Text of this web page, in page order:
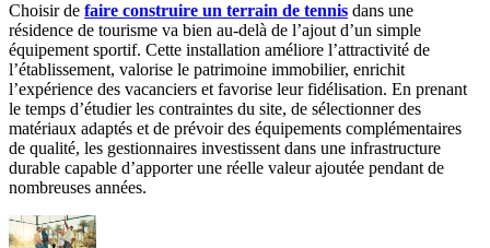
Choisir de faire construire un terrain de tennis dans une
résidence de tourisme va bien au-delà de l’ajout d’un simple
équipement sportif. Cette installation améliore l’attractivité de
l’établissement, valorise le patrimoine immobilier, enrichit
l’expérience des vacanciers et favorise leur fidélisation. En prenant
le temps d’étudier les contraintes du site, de sélectionner des
matériaux adaptés et de prévoir des équipements complémentaires
de qualité, les gestionnaires investissent dans une infrastructure
durable capable d’apporter une réelle valeur ajoutée pendant de
nombreuses années.